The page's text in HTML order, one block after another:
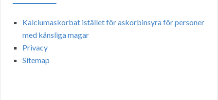
Kalciumaskorbat istället för askorbinsyra för personer
med känsliga magar
Privacy
Sitemap